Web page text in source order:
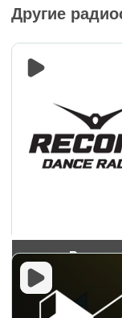
Другие
Рекорд